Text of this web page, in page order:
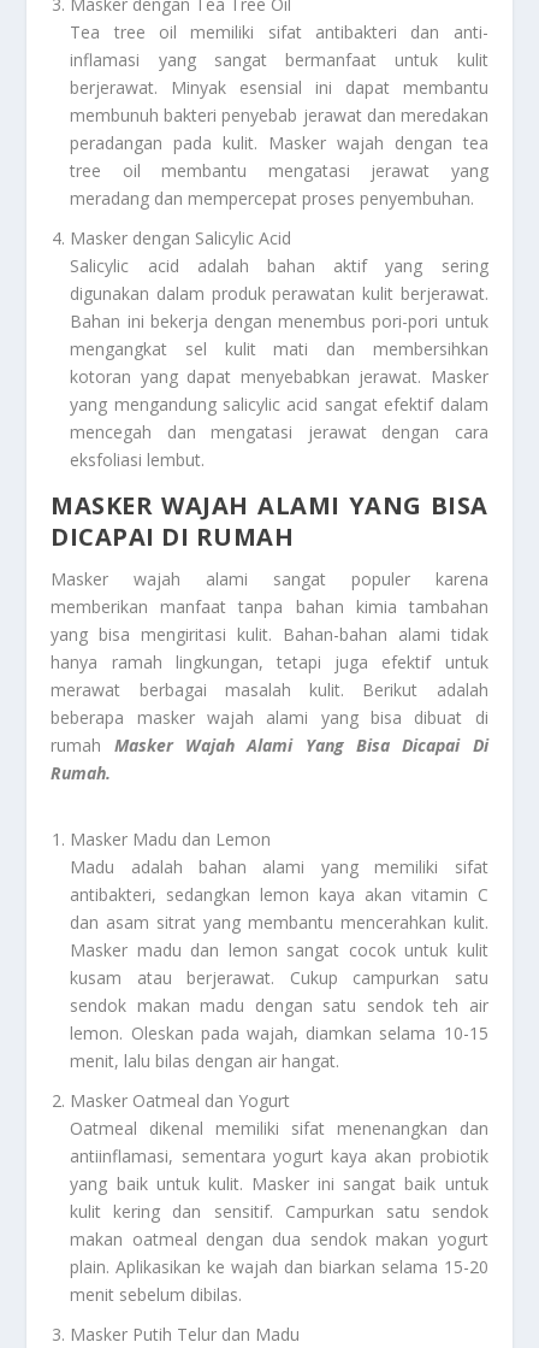
Tea tree oil memiliki sifat antibakteri dan anti-
inflamasi yang sangat bermanfaat untuk kulit
berjerawat. Minyak esensial ini dapat membantu
membunuh bakteri penyebab jerawat dan meredakan
peradangan pada kulit. Masker wajah dengan tea
tree oil membantu mengatasi jerawat yang
meradang dan mempercepat proses penyembuhan.
Masker dengan Salicylic Acid
Salicylic acid adalah bahan aktif yang sering
digunakan dalam produk perawatan kulit berjerawat.
Bahan ini bekerja dengan menembus pori-pori untuk
mengangkat sel kulit mati dan membersihkan
kotoran yang dapat menyebabkan jerawat. Masker
yang mengandung salicylic acid sangat efektif dalam
mencegah dan mengatasi jerawat dengan cara
eksfoliasi lembut.
MASKER WAJAH ALAMI YANG BISA
DICAPAI DI RUMAH
Masker wajah alami sangat populer karena
memberikan manfaat tanpa bahan kimia tambahan
yang bisa mengiritasi kulit. Bahan-bahan alami tidak
hanya ramah lingkungan, tetapi juga efektif untuk
merawat berbagai masalah kulit. Berikut adalah
beberapa masker wajah alami yang bisa dibuat di
rumah
Masker Wajah Alami Yang Bisa Dicapai Di
Rumah.
Masker Madu dan Lemon
Madu adalah bahan alami yang memiliki sifat
antibakteri, sedangkan lemon kaya akan vitamin C
dan asam sitrat yang membantu mencerahkan kulit.
Masker madu dan lemon sangat cocok untuk kulit
kusam atau berjerawat. Cukup campurkan satu
sendok makan madu dengan satu sendok teh air
lemon. Oleskan pada wajah, diamkan selama 10-15
menit, lalu bilas dengan air hangat.
Masker Oatmeal dan Yogurt
Oatmeal dikenal memiliki sifat menenangkan dan
antiinflamasi, sementara yogurt kaya akan probiotik
yang baik untuk kulit. Masker ini sangat baik untuk
kulit kering dan sensitif. Campurkan satu sendok
makan oatmeal dengan dua sendok makan yogurt
plain. Aplikasikan ke wajah dan biarkan selama 15-20
menit sebelum dibilas.
Masker Putih Telur dan Madu